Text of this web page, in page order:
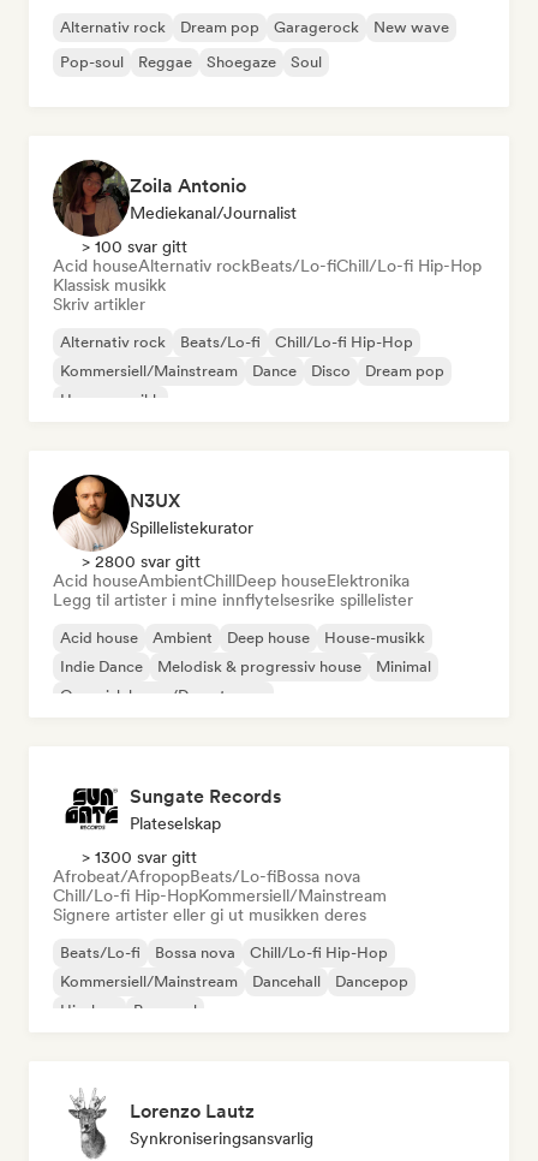
Alternativ rock Dream pop Garagerock
New wave
Pop-soul
Reggae Shoegaze Soul
Zoila Antonio
Mediekanal/journalist
> 100 svar gitt
Acid houseAlternativ rockBeats/Lo-fiChill/Lo-fi Hip-Hop
Klassisk musikk
Skriv artikler
Alternativ rock Beats/Lo-fi
Chill/Lo-fi Hip-Hop
Kommersiell/Mainstream
Dance Disco
Dream pop
House-musikk
N3UX
Spillelistekurator
> 2800 svar gitt
Acid houseAmbientChillDeep houseElektronika
Legg til artister i mine innflytelsesrike spillelister
Acid house Ambient Deep house
House-musikk
Indie Dance
Melodisk & progressiv house
Minimal
Organisk house/Downtempo
Sungate Records
Plateselskap
> 1300 svar gitt
Afrobeat/AfropopBeats/Lo-fiBossa nova
Chill/Lo-fi Hip-HopKommersiell/Mainstream
Signere artister eller gi ut musikken deres
Beats/Lo-fi Bossa nova
Chill/Lo-fi Hip-Hop
Kommersiell/Mainstream
Dancehall
Dancepop
Hip-hop
Pop-soul
Lorenzo Lautz
Synkroniseringsansvarlig